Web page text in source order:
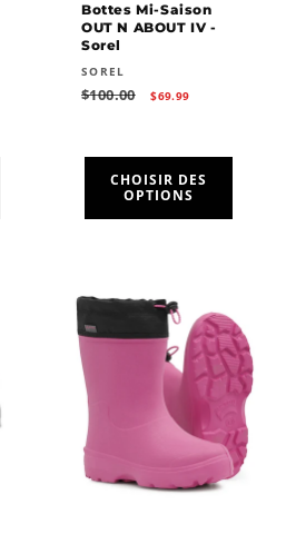
Bottes Mi-Saison
OUT N ABOUT IV -
Sorel
Fournisseur :
SOREL
Prix
$100.00
Prix
$69.99
CHOISIR DES
OPTIONS